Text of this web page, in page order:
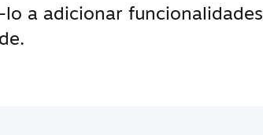
a adicionar funcionalidades